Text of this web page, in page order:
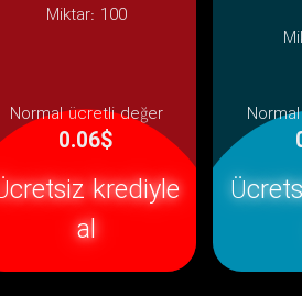
Miktar: 100
Normal ücretli değer
0.06$
krediyle
al